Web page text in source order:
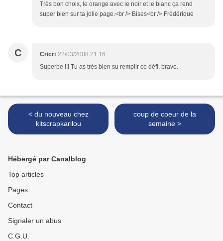
Très bon choix, le orange avec le noir et le blanc ça rend
super bien sur ta jolie page.<br /> Bises<br /> Frédérique
C Cricri 22/03/2008 21:16
Superbe !!! Tu as très bien su remplir ce défi, bravo.
< du nouveau chez
kitscrapkarilou
coup de coeur de la
semaine >
Hébergé par Canalblog
Top articles
Pages
Contact
Signaler un abus
C.G.U.